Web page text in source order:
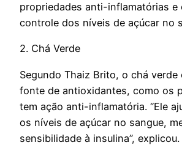
propriedades anti-inflamatórias e
controle dos níveis de açúcar no
2. Chá Verde
Segundo Thaiz Brito, o chá verde
fonte de antioxidantes, como os
tem ação anti-inflamatória. “Ele
os níveis de açúcar no sangue,
sensibilidade à insulina”, explicou.